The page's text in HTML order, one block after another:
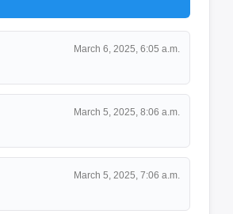
March 6, 2025, 6:05 a.m.
March 5, 2025, 8:06 a.m.
March 5, 2025, 7:06 a.m.